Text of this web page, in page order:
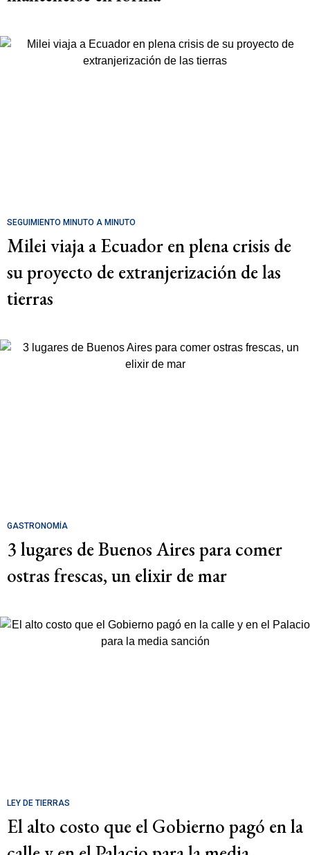
SEGUIMIENTO MINUTO A MINUTO
Milei viaja a Ecuador en plena crisis de
su proyecto de extranjerización de las
tierras
GASTRONOMÍA
3 lugares de Buenos Aires para comer
ostras frescas, un elixir de mar
LEY DE TIERRAS
El alto costo que el Gobierno pagó en la